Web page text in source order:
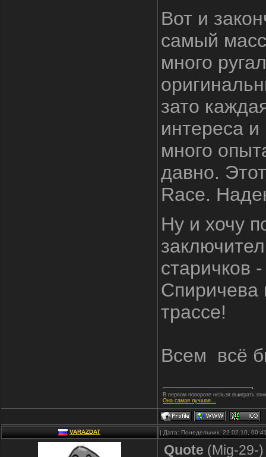
Вот и
самый
много
зато
интереса
много
давно.
Race.
Ну и хочу
старичков
Спиричева
трассе!
Всем всё
В первом повороте нельзя выиграть
Она самая лучшая...
VARAZDAT | Дата: Понедельник, 22.02.10,
Quote (Mig-29-)